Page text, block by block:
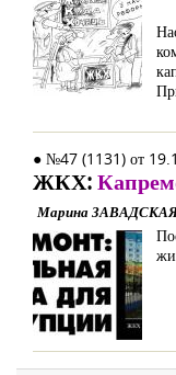
● №47 (1131) от
ЖКХ:
Марина